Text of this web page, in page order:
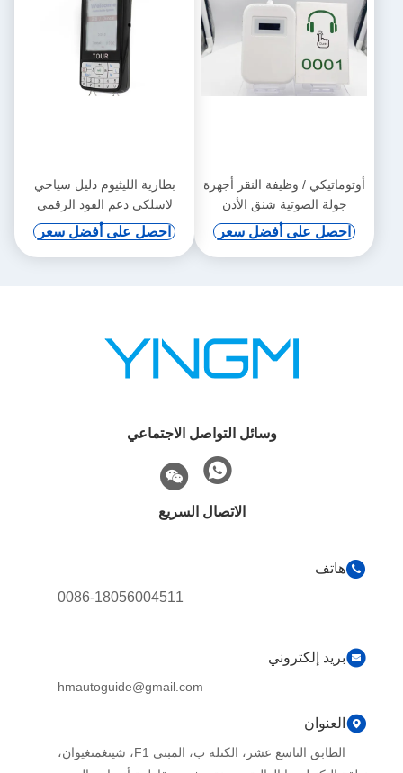
أوتوماتيكي / وظيفة النقر أجهزة
جولة الصوتية شنق الأذن
احصل على أفضل سعر
بطارية الليثيوم دليل سياحي
لاسلكي دعم الفود الرقمي
والحث التلقائي
احصل على أفضل سعر
وسائل التواصل الاجتماعي
الاتصال السريع
هاتف
0086-18056004511
بريد إلكتروني
hmautoguide@gmail.com
العنوان
الطابق التاسع عشر، الكتلة ب، المبنى F1، شينغمنغيوان،